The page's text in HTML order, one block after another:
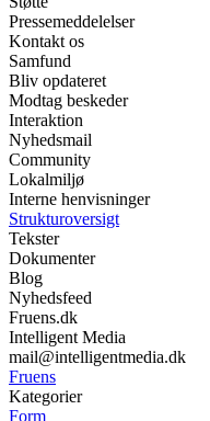
Pressemeddelelser
Kontakt os
Samfund
Bliv opdateret
Modtag beskeder
Interaktion
Nyhedsmail
Community
Lokalmiljø
Interne henvisninger
Strukturoversigt
Tekster
Dokumenter
Blog
Nyhedsfeed
Fruens.dk
Intelligent Media
mail@intelligentmedia.dk
Fruens
Kategorier
Form